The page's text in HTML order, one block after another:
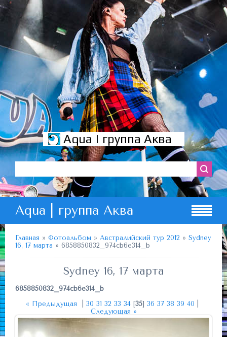
Aqua | группа Аква
Aqua | группа Аква
Главная » Фотоальбом » Австралийский тур 2012 » Sydney
16, 17 марта » 6858850832_974cb6e314_b
Sydney 16, 17 марта
6858850832_974cb6e314_b
« Предыдущая
30 31 32 33 34 [35] 36 37 38 39 40
Следующая »